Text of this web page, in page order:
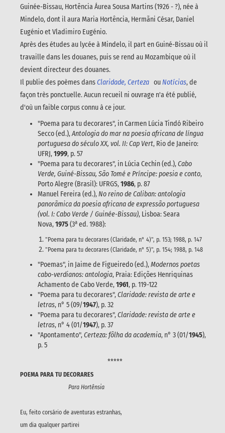
Guinée-Bissau, Hortência Áurea Sousa Martins (1926 - ?), née à
Mindelo, dont il aura Maria Hortência, Hermãni César, Daniel
Eugénio et Vladimiro Eugénio.
Après des études au lycée à Mindelo, il part en Guiné-Bissau où il
travaille dans les douanes, puis se rend au Mozambique où il
devient directeur des douanes.
Il publie des poèmes dansClaridade, Certeza ouNotícias, de
façon très ponctuelle. Aucun recueil ni ouvrage n'a été publié,
d'où un faible corpus connu à ce jour.
"Poema para tu decorares", in Carmen Lúcia Tindó Ribeiro
Secco (ed.),Antologia do mar na poesia africana de língua
portuguesa do século XX, vol. II: Cap Vert, Rio de Janeiro:
UFRJ,1999, p. 57
"Poema para tu decorares", in Lúcia Cechin (ed.),Cabo
Verde, Guiné-Bissau, São Tomé e Príncipe: poesia e conto,
Porto Alegre (Brasil): UFRGS,1986, p. 87
Manuel Fereira (ed.),No reino de Caliban: antologia
panorãmica da poesia africana de expressão portuguesa
(vol. I: Cabo Verde / Guinée-Bissau), Lisboa: Seara
Nova,1975(3a ed. 1988):
"Poema para tu decorares (Claridade, n° 4)", p. 153; 1988, p. 147
"Poema para tu decorares (Claridade, n° 5)", p. 154; 1988, p. 148
"Poemas", in Jaime de Figueiredo (ed.),Modernos poetas
cabo-verdianos: antologia, Praia: Edições Henriquinas
Achamento de Cabo Verde,1961, p. 119-122
"Poema para tu decorares",Claridade: revista de arte e
letras, n° 5 (09/1947), p. 32
"Poema para tu decorares",Claridade: revista de arte e
letras, n° 4 (01/1947), p. 37
"Apontamento",Certeza: fôlha da academia, n° 3 (01/1945),
p. 5
*****
POEMA PARA TU DECORARES
Para Hortênsia
Eu, feito corsário de aventuras estranhas,
um dia qualquer partirei